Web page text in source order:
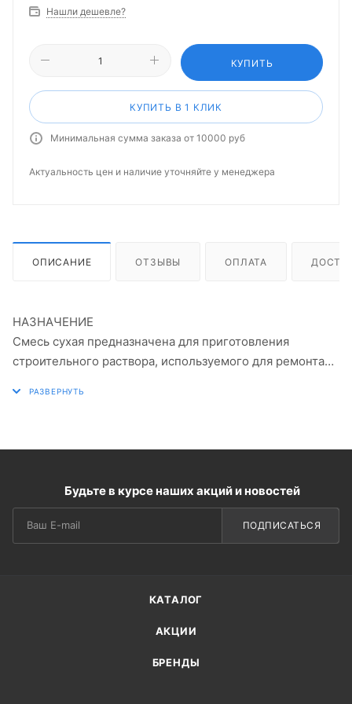
Нашли дешевле?
КУПИТЬ
КУПИТЬ В 1 КЛИК
Минимальная сумма заказа от 10000 руб
Актуальность цен и наличие уточняйте у менеджера
ОПИСАНИЕ ОТЗЫВЫ ОПЛАТА
НАЗНАЧЕНИЕ
Смесь сухая предназначена для приготовления
строительного раствора, используемого для ремонта
Огнеупорные наполнители, фракционированный песок,
цементное вяжущее, минеральные наполнители,
Внимание ! Свойства продукта гарантированы только
Будьте в курсе наших акций и новостей
ПОДПИСАТЬСЯ
КАТАЛОГ
АКЦИИ
БРЕНДЫ